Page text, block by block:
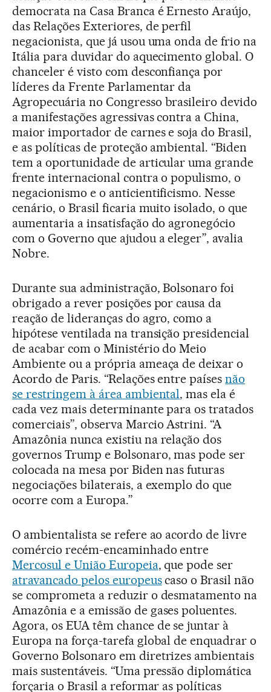
democrata na Casa Branca é Ernesto Araújo,
das Relações Exteriores, de perfil
negacionista, que já usou uma onda de frio na
Itália para duvidar do aquecimento global. O
chanceler é visto com desconfiança por
líderes da Frente Parlamentar da
Agropecuária no Congresso brasileiro devido
a manifestações agressivas contra a China,
maior importador de carnes e soja do Brasil,
e as políticas de proteção ambiental. “Biden
tem a oportunidade de articular uma grande
frente internacional contra o populismo, o
negacionismo e o anticientificismo. Nesse
cenário, o Brasil ficaria muito isolado, o que
aumentaria a insatisfação do agronegócio
com o Governo que ajudou a eleger”, avalia
Nobre.
Durante sua administração, Bolsonaro foi
obrigado a rever posições por causa da
reação de lideranças do agro, como a
hipótese ventilada na transição presidencial
de acabar com o Ministério do Meio
Ambiente ou a própria ameaça de deixar o
Acordo de Paris. “Relações entre paísesnão
se restringem à área ambiental, mas ela é
cada vez mais determinante para os tratados
comerciais”, observa Marcio Astrini. “A
Amazônia nunca existiu na relação dos
governos Trump e Bolsonaro, mas pode ser
colocada na mesa por Biden nas futuras
negociações bilaterais, a exemplo do que
ocorre com a Europa.”
O ambientalista se refere ao acordo de livre
comércio recém-encaminhado entre
Mercosul e União Europeia, que pode ser
atravancado pelos europeuscaso o Brasil não
se comprometa a reduzir o desmatamento na
Amazônia e a emissão de gases poluentes.
Agora, os EUA têm chance de se juntar à
Europa na força-tarefa global de enquadrar o
Governo Bolsonaro em diretrizes ambientais
mais sustentáveis. “Uma pressão diplomática
forçaria o Brasil a reformar as políticas